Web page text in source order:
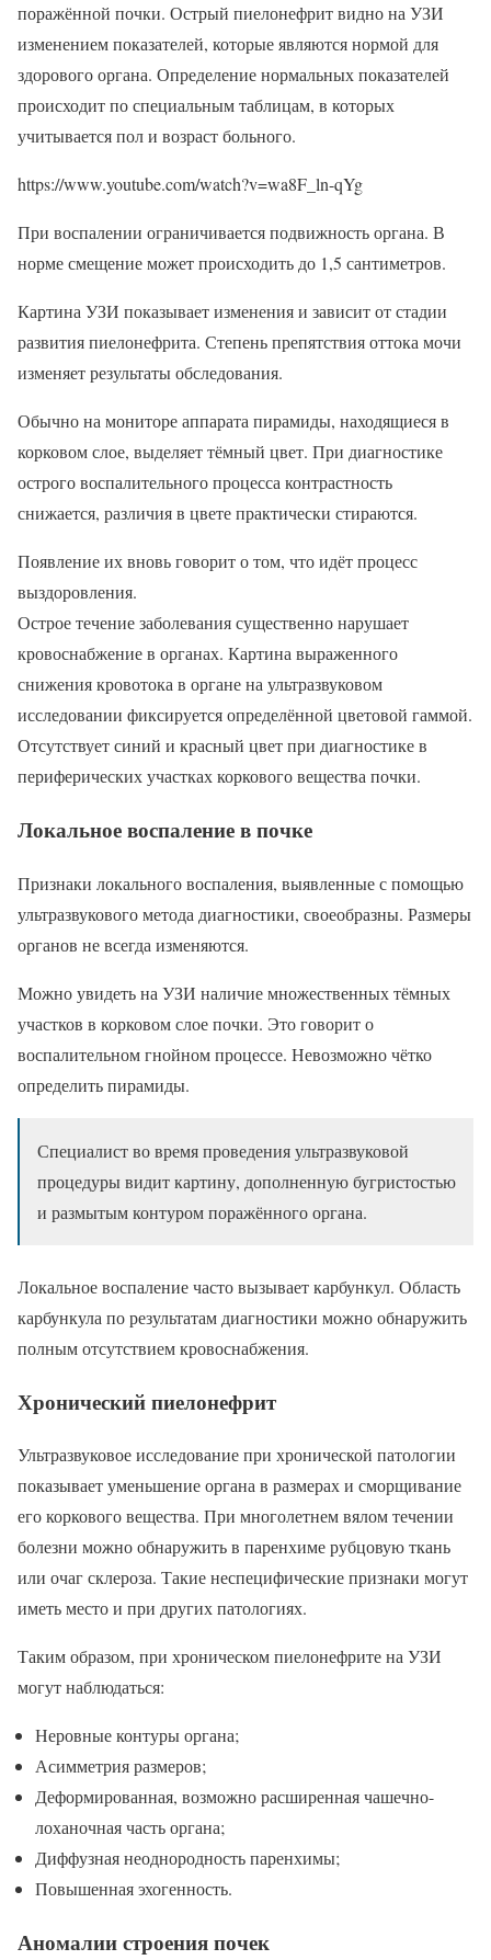
поражённой почки. Острый пиелонефрит видно на УЗИ
изменением показателей, которые являются нормой для
здорового органа. Определение нормальных показателей
происходит по специальным таблицам, в которых
учитывается пол и возраст больного.
https://www.youtube.com/watch?v=wa8F_ln-qYg
При воспалении ограничивается подвижность органа. В
норме смещение может происходить до 1,5 сантиметров.
Картина УЗИ показывает изменения и зависит от стадии
развития пиелонефрита. Степень препятствия оттока мочи
изменяет результаты обследования.
Обычно на мониторе аппарата пирамиды, находящиеся в
корковом слое, выделяет тёмный цвет. При диагностике
острого воспалительного процесса контрастность
снижается, различия в цвете практически стираются.
Появление их вновь говорит о том, что идёт процесс
выздоровления.
Острое течение заболевания существенно нарушает
кровоснабжение в органах. Картина выраженного
снижения кровотока в органе на ультразвуковом
исследовании фиксируется определённой цветовой гаммой.
Отсутствует синий и красный цвет при диагностике в
периферических участках коркового вещества почки.
Локальное воспаление в почке
Признаки локального воспаления, выявленные с помощью
ультразвукового метода диагностики, своеобразны. Размеры
органов не всегда изменяются.
Можно увидеть на УЗИ наличие множественных тёмных
участков в корковом слое почки. Это говорит о
воспалительном гнойном процессе. Невозможно чётко
определить пирамиды.
Специалист во время проведения ультразвуковой
процедуры видит картину, дополненную бугристостью
и размытым контуром поражённого органа.
Локальное воспаление часто вызывает карбункул. Область
карбункула по результатам диагностики можно обнаружить
полным отсутствием кровоснабжения.
Хронический пиелонефрит
Ультразвуковое исследование при хронической патологии
показывает уменьшение органа в размерах и сморщивание
его коркового вещества. При многолетнем вялом течении
болезни можно обнаружить в паренхиме рубцовую ткань
или очаг склероза. Такие неспецифические признаки могут
иметь место и при других патологиях.
Таким образом, при хроническом пиелонефрите на УЗИ
могут наблюдаться:
Неровные контуры органа;
Асимметрия размеров;
Деформированная, возможно расширенная чашечно-
лоханочная часть органа;
Диффузная неоднородность паренхимы;
Повышенная эхогенность.
Аномалии строения почек